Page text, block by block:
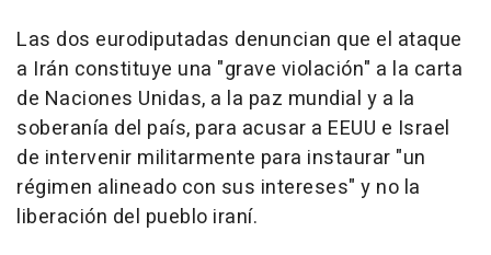
Las dos eurodiputadas denuncian que el ataque
a Irán constituye una "grave violación" a la carta
de Naciones Unidas, a la paz mundial y a la
soberanía del país, para acusar a EEUU e Israel
de intervenir militarmente para instaurar "un
régimen alineado con sus intereses" y no la
liberación del pueblo iraní.